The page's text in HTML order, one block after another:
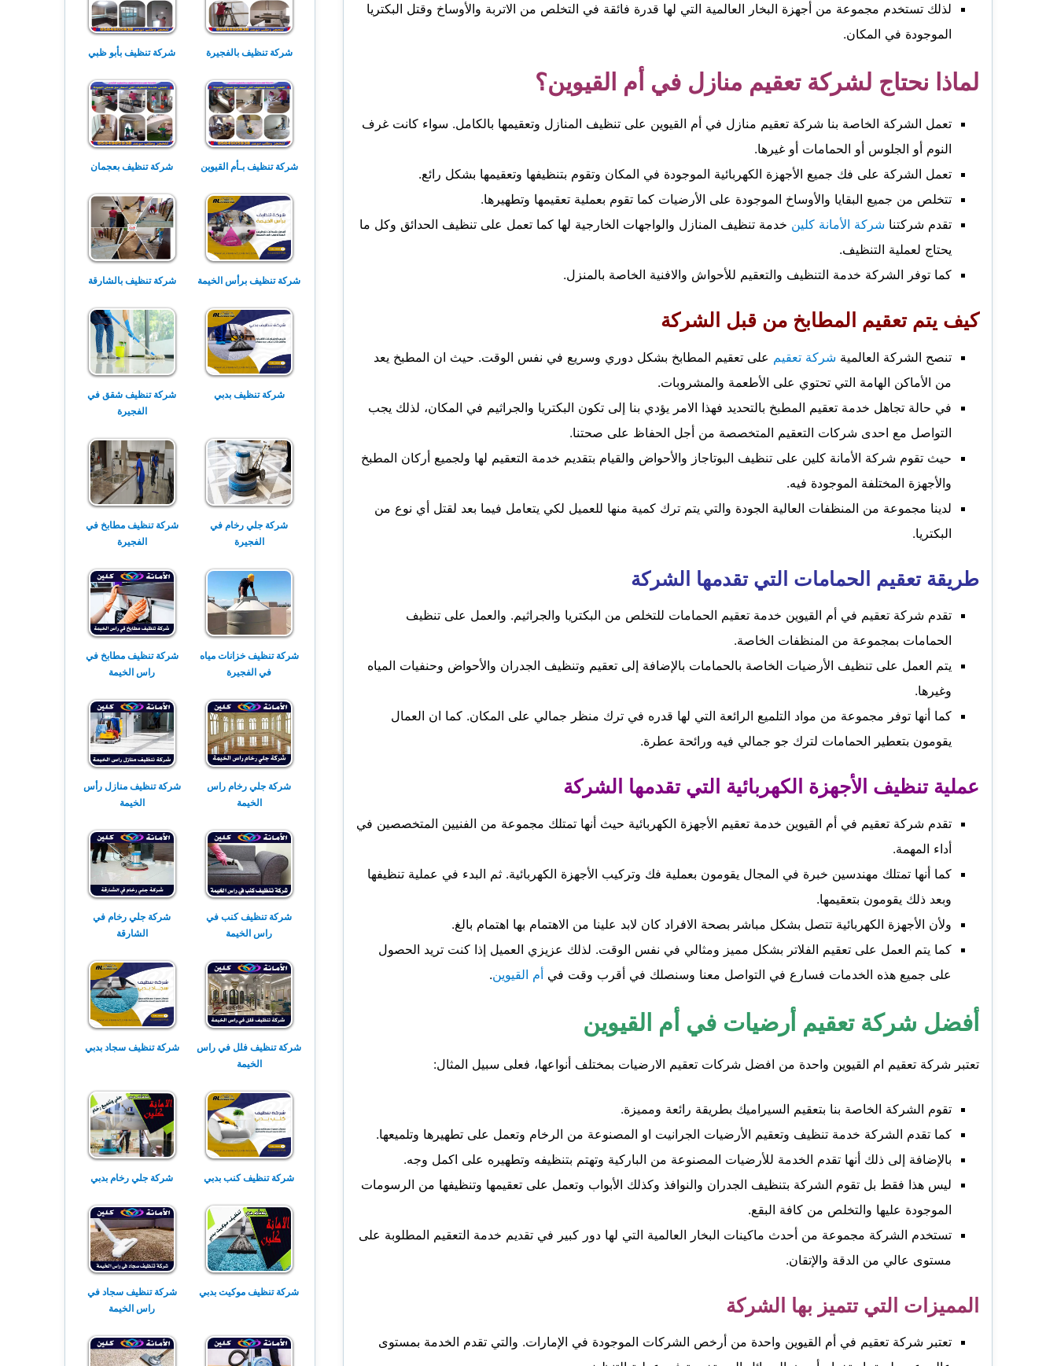
لذلك تستخدم مجموعة من أجهزة البخار العالمية التي لها قدرة فائقة في التخلص من الاتربة والأوساخ وقتل البكتريا
الموجودة في المكان.
لماذا نحتاج لشركة تعقيم منازل في أم القيوين؟
تعمل الشركة الخاصة بنا شركة تعقيم منازل في أم القيوين على تنظيف المنازل وتعقيمها بالكامل. سواء كانت غرف
النوم أو الجلوس أو الحمامات أو غيرها.
تعمل الشركة على فك جميع الأجهزة الكهربائية الموجودة في المكان وتقوم بتنظيفها وتعقيمها بشكل رائع.
تتخلص من جميع البقايا والأوساخ الموجودة على الأرضيات كما تقوم بعملية تعقيمها وتطهيرها.
تقدم شركتنا شركة الأمانة كلين خدمة تنظيف المنازل والواجهات الخارجية لها كما تعمل على تنظيف الحدائق وكل ما
يحتاج لعملية التنظيف.
كما توفر الشركة خدمة التنظيف والتعقيم للأحواش والافنية الخاصة بالمنزل.
كيف يتم تعقيم المطابخ من قبل الشركة
تنصح الشركة العالمية شركة تعقيم على تعقيم المطابخ بشكل دوري وسريع في نفس الوقت. حيث ان المطبخ يعد
من الأماكن الهامة التي تحتوي على الأطعمة والمشروبات.
في حالة تجاهل خدمة تعقيم المطبخ بالتحديد فهذا الامر يؤدي بنا إلى تكون البكتريا والجراثيم في المكان، لذلك يجب
التواصل مع احدى شركات التعقيم المتخصصة من أجل الحفاظ على صحتنا.
حيث تقوم شركة الأمانة كلين على تنظيف البوتاجاز والأحواض والقيام بتقديم خدمة التعقيم لها ولجميع أركان المطبخ
والأجهزة المختلفة الموجودة فيه.
لدينا مجموعة من المنظفات العالية الجودة والتي يتم ترك كمية منها للعميل لكي يتعامل فيما بعد لقتل أي نوع من
البكتريا.
طريقة تعقيم الحمامات التي تقدمها الشركة
تقدم شركة تعقيم في أم القيوين خدمة تعقيم الحمامات للتخلص من البكتريا والجراثيم. والعمل على تنظيف
الحمامات بمجموعة من المنظفات الخاصة.
يتم العمل على تنظيف الأرضيات الخاصة بالحمامات بالإضافة إلى تعقيم وتنظيف الجدران والأحواض وحنفيات المياه
وغيرها.
كما أنها توفر مجموعة من مواد التلميع الرائعة التي لها قدره في ترك منظر جمالي على المكان. كما ان العمال
يقومون بتعطير الحمامات لترك جو جمالي فيه ورائحة عطرة.
عملية تنظيف الأجهزة الكهربائية التي تقدمها الشركة
تقدم شركة تعقيم في أم القيوين خدمة تعقيم الأجهزة الكهربائية حيث أنها تمتلك مجموعة من الفنيين المتخصصين في
أداء المهمة.
كما أنها تمتلك مهندسين خبرة في المجال يقومون بعملية فك وتركيب الأجهزة الكهربائية. ثم البدء في عملية تنظيفها
وبعد ذلك يقومون بتعقيمها.
ولأن الأجهزة الكهربائية تتصل بشكل مباشر بصحة الافراد كان لابد علينا من الاهتمام بها اهتمام بالغ.
كما يتم العمل على تعقيم الفلاتر بشكل مميز ومثالي في نفس الوقت. لذلك عزيزي العميل إذا كنت تريد الحصول
على جميع هذه الخدمات فسارع في التواصل معنا وسنصلك في أقرب وقت في أم القيوين.
أفضل شركة تعقيم أرضيات في أم القيوين
تعتبر شركة تعقيم ام القيوين واحدة من افضل شركات تعقيم الارضيات بمختلف أنواعها، فعلى سبيل المثال:
تقوم الشركة الخاصة بنا بتعقيم السيراميك بطريقة رائعة ومميزة.
كما تقدم الشركة خدمة تنظيف وتعقيم الأرضيات الجرانيت او المصنوعة من الرخام وتعمل على تطهيرها وتلميعها.
بالإضافة إلى ذلك أنها تقدم الخدمة للأرضيات المصنوعة من الباركية وتهتم بتنظيفه وتطهيره على اكمل وجه.
ليس هذا فقط بل تقوم الشركة بتنظيف الجدران والنوافذ وكذلك الأبواب وتعمل على تعقيمها وتنظيفها من الرسومات
الموجودة عليها والتخلص من كافة البقع.
تستخدم الشركة مجموعة من أحدث ماكينات البخار العالمية التي لها دور كبير في تقديم خدمة التعقيم المطلوبة على
مستوى عالي من الدقة والإتقان.
المميزات التي تتميز بها الشركة
تعتبر شركة تعقيم في أم القيوين واحدة من أرخص الشركات الموجودة في الإمارات. والتي تقدم الخدمة بمستوى
شركة تنظيف بالفجيرة شركة تنظيف بأبو ظبي
شركة تنظيف بـأم القيوين شركة تنظيف بعجمان
شركة تنظيف برأس الخيمة شركة تنظيف بالشارقة
شركة تنظيف بدبي
شركة تنظيف شقق في
الفجيرة
شركة جلي رخام في
الفجيرة
شركة تنظيف مطابخ في
الفجيرة
شركة تنظيف خزانات مياه
في الفجيرة
شركة تنظيف مطابخ في
راس الخيمة
شركة جلي رخام راس
الخيمة
شركة تنظيف منازل رأس
الخيمة
شركة تنظيف كنب في
راس الخيمة
شركة جلي رخام في
الشارقة
شركة تنظيف فلل في راس
الخيمة
شركة تنظيف سجاد بدبي
شركة تنظيف كنب بدبي شركة جلي رخام بدبي
شركة تنظيف موكيت بدبي
شركة تنظيف سجاد في
راس الخيمة